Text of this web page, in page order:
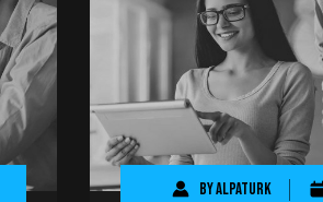
ByAlpaTurk